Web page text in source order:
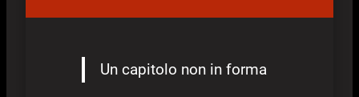
Un capitolo non in forma